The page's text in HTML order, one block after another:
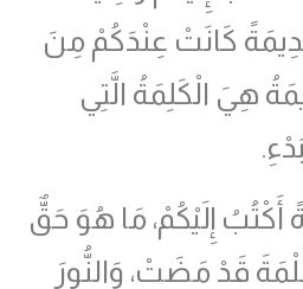
كَانَتْ عِنْدَكُمْ مِنَ
هِيَ الْكَلِمَةُ الَّتِي
أَكْتُبُ إِلَيْكُمْ، مَا هُوَ حَقٌّ
قَدْ مَضَتْ، وَالنُّورَ